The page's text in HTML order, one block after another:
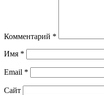
Комментарий *
Имя *
Email *
Сайт